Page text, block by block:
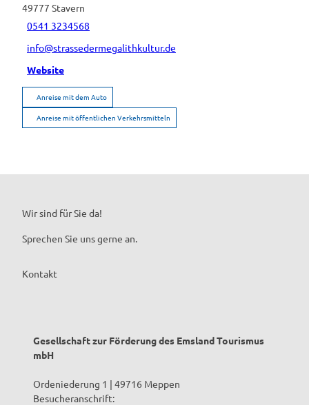
49777 Stavern
0541 3234568
info@strassedermegalithkultur.de
Website
Anreise mit dem Auto
Anreise mit öffentlichen Verkehrsmitteln
Wir sind für Sie da!
Sprechen Sie uns gerne an.
Kontakt
Gesellschaft zur Förderung des Emsland Tourismus
mbH
Ordeniederung 1 | 49716 Meppen
Besucheranschrift: